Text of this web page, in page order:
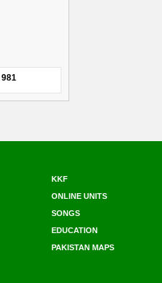
981
KKF
ONLINE UNITS
SONGS
EDUCATION
PAKISTAN MAPS